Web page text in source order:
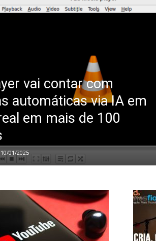
vai contar com
automáticas via IA em
em mais de 100
10/01/2025